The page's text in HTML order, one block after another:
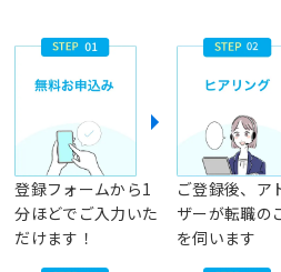
登録フォームから1
分ほどでご入力いた
だけます！
ご登録後、ア
ザーが転職の
を伺います